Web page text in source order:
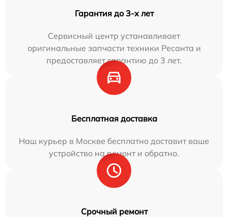
Гарантия до 3-х лет
Сервисный центр устанавливает
оригинальные запчасти техники Ресанта и
предоставляет гарантию до 3 лет.
Бесплатная доставка
Наш курьер в Москве бесплатно доставит ваше
устройство на ремонт и обратно.
Срочный ремонт